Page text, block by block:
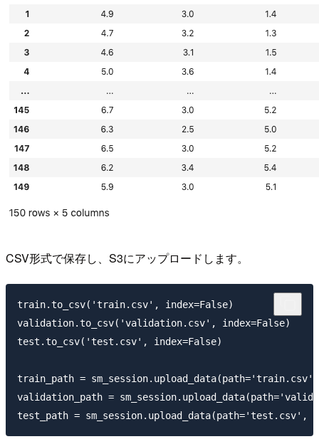
CSV形式で保存し、S3にアップロードします。
train.to_csv('train.csv', index=False)
validation.to_csv('validation.csv', index=False)
test.to_csv('test.csv', index=False)
train_path =
validation_path =